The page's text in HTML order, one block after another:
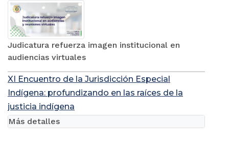
Judicatura refuerza imagen institucional en
audiencias virtuales
XI Encuentro de la Jurisdicción Especial
Indígena: profundizando en las raíces de la
justicia indígena
Más detalles